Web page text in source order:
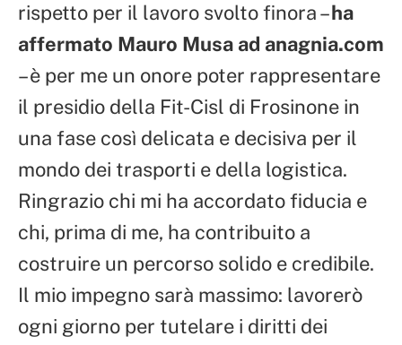
rispetto per il lavoro svolto finora –ha
affermato Mauro Musa ad anagnia.com
– è per me un onore poter rappresentare
il presidio della Fit-Cisl di Frosinone in
una fase così delicata e decisiva per il
mondo dei trasporti e della logistica.
Ringrazio chi mi ha accordato fiducia e
chi, prima di me, ha contribuito a
costruire un percorso solido e credibile.
Il mio impegno sarà massimo: lavorerò
ogni giorno per tutelare i diritti dei